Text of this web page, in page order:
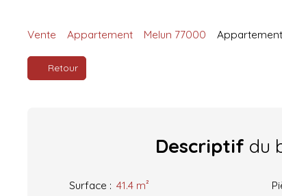
Vente Appartement Melun 77000
Retour
Descriptif du
Surface : 41.4 m²